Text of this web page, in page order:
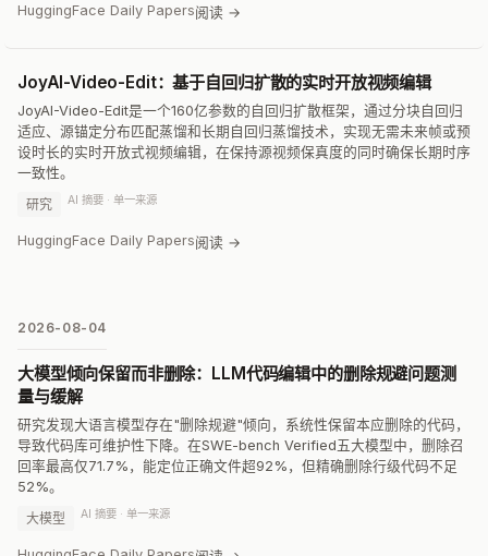
HuggingFace Daily Papers阅读 →
JoyAI-Video-Edit：基于自回归扩散的实时开放视频编辑
JoyAI-Video-Edit是一个160亿参数的自回归扩散框架，通过分块自回归
适应、源锚定分布匹配蒸馏和长期自回归蒸馏技术，实现无需未来帧或预
设时长的实时开放式视频编辑，在保持源视频保真度的同时确保长期时序
一致性。
研究
AI 摘要 · 单一来源
HuggingFace Daily Papers阅读 →
2026-08-04
大模型倾向保留而非删除：LLM代码编辑中的删除规避问题测
量与缓解
研究发现大语言模型存在"删除规避"倾向，系统性保留本应删除的代码，
导致代码库可维护性下降。在SWE-bench Verified五大模型中，删除召
回率最高仅71.7%，能定位正确文件超92%，但精确删除行级代码不足
52%。
大模型
AI 摘要 · 单一来源